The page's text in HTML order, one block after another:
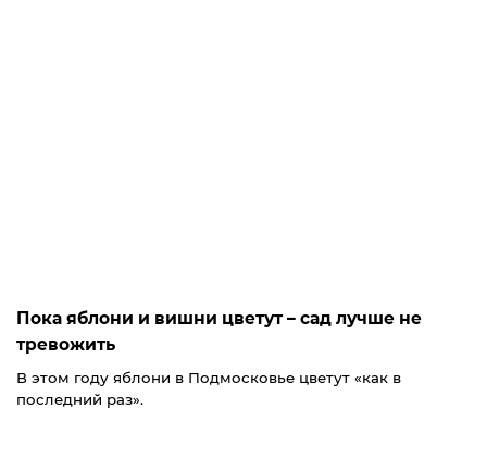
Пока яблони и вишни цветут – сад лучше не
тревожить
В этом году яблони в Подмосковье цветут «как в
последний раз».